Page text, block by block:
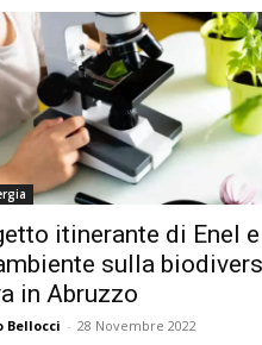
itinerante di Enel e
sulla
in Abruzzo
Bellocci - 28 Novembre 2022